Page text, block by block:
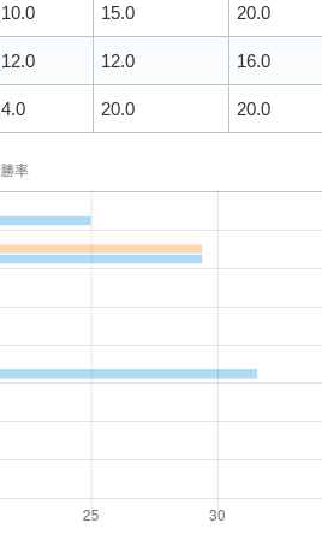
10.0 15.0 20.0
12.0 12.0 16.0
4.0 20.0 20.0